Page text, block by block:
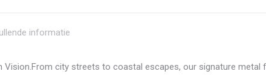
informatie
Vision.From city streets to coastal escapes, our signature metal